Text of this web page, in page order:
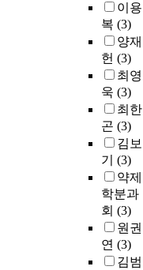
이용
복 (3)
양재
헌 (3)
최영
욱 (3)
최한
곤 (3)
김보
기 (3)
약제
학분과
회 (3)
원권
연 (3)
김범